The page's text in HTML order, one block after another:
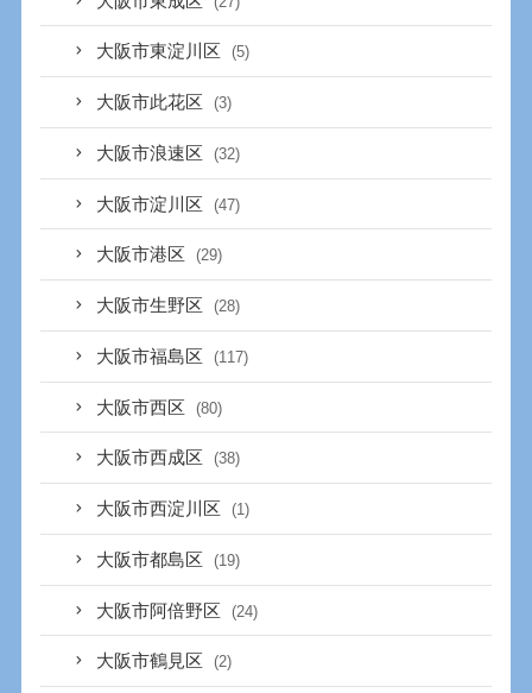
大阪市東淀川区 (5)
大阪市此花区 (3)
大阪市浪速区 (32)
大阪市淀川区 (47)
大阪市港区 (29)
大阪市生野区 (28)
大阪市福島区 (117)
大阪市西区 (80)
大阪市西成区 (38)
大阪市西淀川区 (1)
大阪市都島区 (19)
大阪市阿倍野区 (24)
大阪市鶴見区 (2)